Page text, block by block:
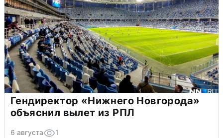
Гендиректор «Нижнего Новгорода»
объяснил вылет из РПЛ
6 августа 1